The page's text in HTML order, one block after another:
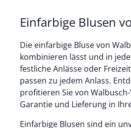
Einfarbige Blusen
Die einfarbige Bluse von
kombinieren lässt und in
festliche Anlässe oder
passen zu jedem Anlass.
profitieren Sie von
Garantie und Lieferung in
Einfarbige Blusen sind ein